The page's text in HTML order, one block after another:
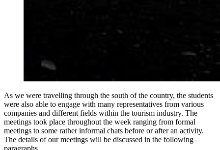
As we were travelling through the south of the country, the students
were also able to engage with many representatives from various
companies and different fields within the tourism industry. The
meetings took place throughout the week ranging from formal
meetings to some rather informal chats before or after an activity.
The details of our meetings will be discussed in the following
paragraphs.